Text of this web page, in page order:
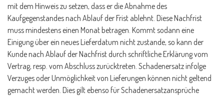
mit dem Hinweis zu setzen, dass er die Abnahme des
Kaufgegenstandes nach Ablauf der Frist ablehnt. Diese Nachfrist
muss mindestens einen Monat betragen. Kommt sodann eine
Einigung über ein neues Lieferdatum nicht zustande, so kann der
Kunde nach Ablauf der Nachfrist durch schriftliche Erklärung vom
Vertrag, resp. vom Abschluss zurücktreten. Schadenersatz infolge
Verzuges oder Unmöglichkeit von Lieferungen können nicht geltend
gemacht werden. Dies gilt ebenso für Schadenersatzansprüche